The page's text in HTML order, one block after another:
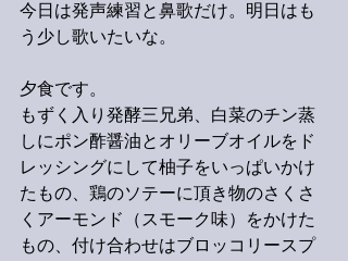
今日は発声練習と鼻歌だけ。明日はも
う少し歌いたいな。
夕食です。
もずく入り発酵三兄弟、白菜のチン蒸
しにポン酢醤油とオリーブオイルをド
レッシングにして柚子をいっぱいかけ
たもの、鶏のソテーに頂き物のさくさ
くアーモンド（スモーク味）をかけた
もの、付け合わせはブロッコリースプ